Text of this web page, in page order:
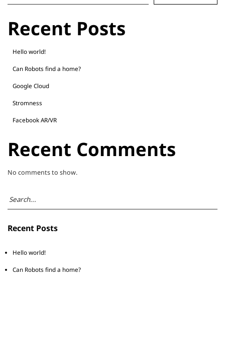
Recent Posts
Hello world!
Can Robots find a home?
Google Cloud
Stromness
Facebook AR/VR
Recent Comments
No comments to show.
Recent Posts
Hello world!
Can Robots find a home?